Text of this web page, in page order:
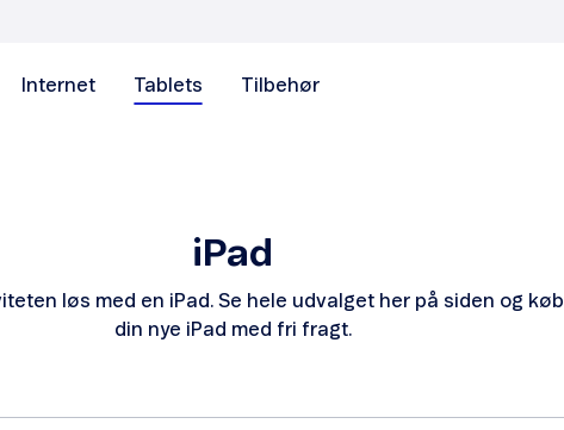
Internet Tablets Tilbehør
iPad
løs med en iPad. Se hele udvalget her på siden og køb
din nye iPad med fri fragt.